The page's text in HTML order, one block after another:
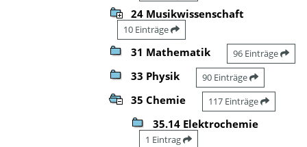
24 Musikwissenschaft
10 Einträge
31 Mathematik 96 Einträge
33 Physik 90 Einträge
35 Chemie 117 Einträge
35.14 Elektrochemie
1 Eintrag